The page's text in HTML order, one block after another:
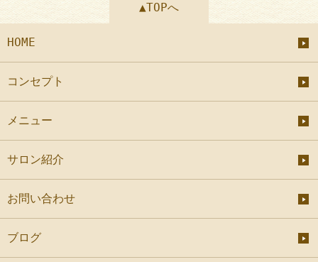
▲TOPへ
HOME
コンセプト
メニュー
サロン紹介
お問い合わせ
ブログ